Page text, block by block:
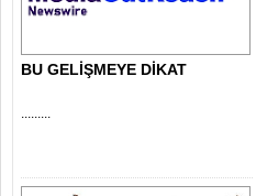
BU GELİŞMEYE DİKAT
.........